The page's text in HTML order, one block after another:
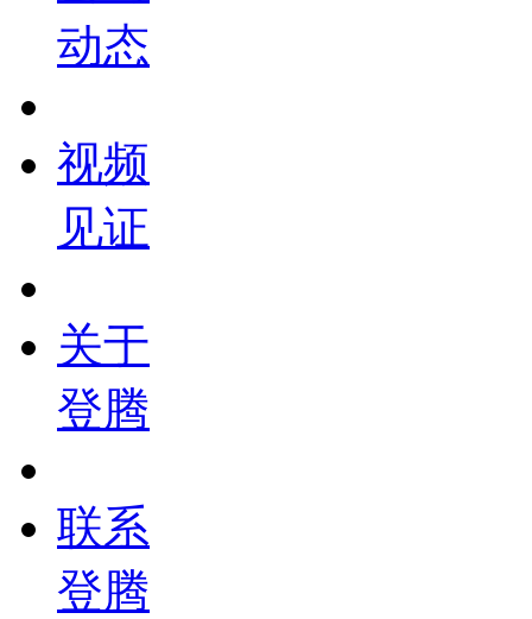
动态
视频
见证
关于
登腾
联系
登腾